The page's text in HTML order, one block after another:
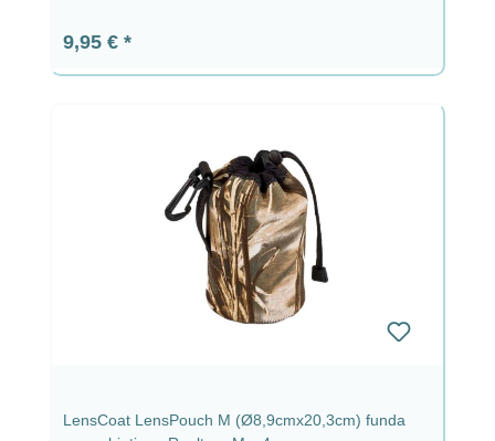
Precio normal:
9,95 €
LensCoat LensPouch M (Ø8,9cmx20,3cm) funda